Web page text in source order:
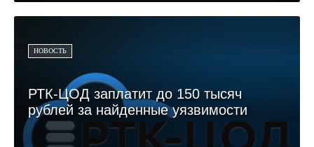
НОВОСТЬ
РТК-ЦОД заплатит до 150 тысяч
рублей за найденные уязвимости